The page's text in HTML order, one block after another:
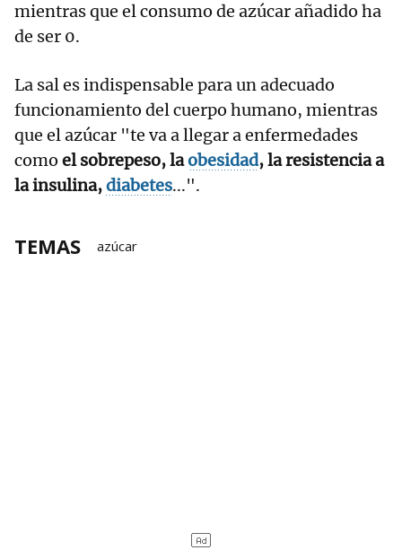
mientras que el consumo de azúcar añadido ha
de ser 0.
La sal es indispensable para un adecuado
funcionamiento del cuerpo humano, mientras
que el azúcar "te va a llegar a enfermedades
como el sobrepeso, laobesidad, la resistencia a
la insulina,diabetes...".
TEMAS azúcar